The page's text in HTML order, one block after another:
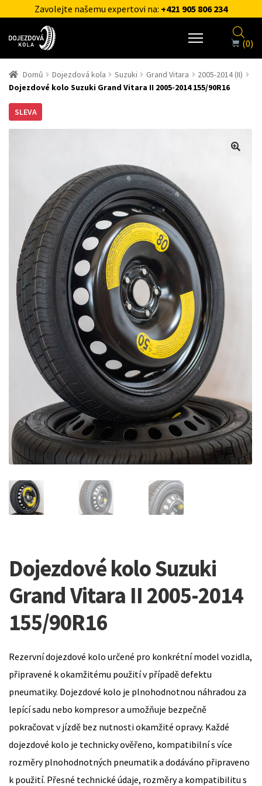
Zavolejte našemu expertovi na: +421 905 806 234
(0)
Domů Dojezdová kola Suzuki Grand Vitara
2005-2014 (II)
Dojezdové kolo Suzuki Grand Vitara II 2005-2014 155/90R16
SLEVA
Dojezdové kolo Suzuki
Grand Vitara II 2005-2014
155/90R16
Rezervní dojezdové kolo určené pro konkrétní model vozidla,
připravené k okamžitému použití v případě defektu
pneumatiky. Dojezdové kolo je plnohodnotnou náhradou za
lepící sadu nebo kompresor a umožňuje bezpečně
pokračovat v jízdě bez nutnosti okamžité opravy. Každé
dojezdové kolo je technicky ověřeno, kompatibilní s více
rozměry plnohodnotných pneumatik a dodáváno připraveno
k použití. Přesné technické údaje, rozměry a kompatibilitu s